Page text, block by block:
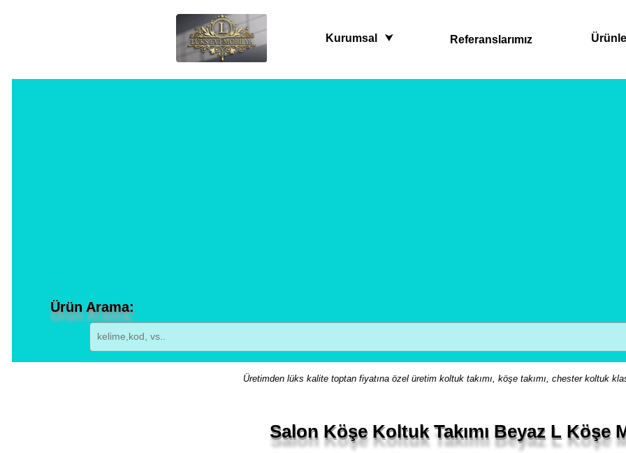
Kurumsal Referanslarımız
Ürün Arama:
Üretimden lüks kalite toptan fiyatına özel üretim koltuk takımı, köşe takımı, chester koltuk
Salon Köşe Koltuk Takımı Beyaz L Köşe